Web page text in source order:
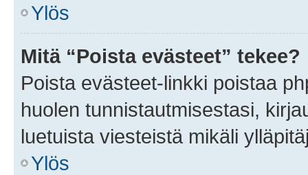
Ylös
Mitä “Poista evästeet” tekee?
Poista evästeet-linkki poistaa
huolen tunnistautmisestasi,
luetuista viesteistä mikäli
Ylös